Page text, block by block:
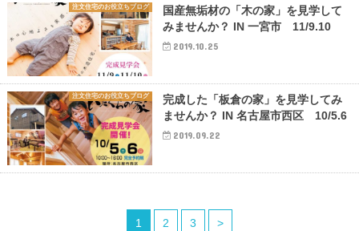
注文住宅のお役立ちブログ
国産無垢材の「木の家」を見学して
みませんか？ IN 一宮市 11/9.10
2019.10.25
注文住宅のお役立ちブログ
完成した「板倉の家」を見学してみ
ませんか？ IN 名古屋市西区 10/5.6
2019.09.22
1 2 3 >